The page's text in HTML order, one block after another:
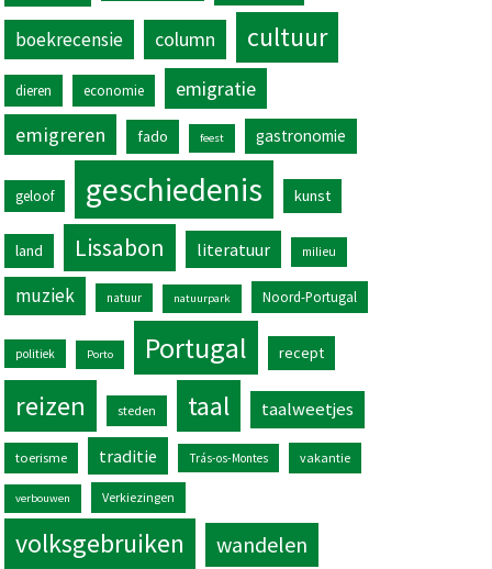
boekrecensie column cultuur
dieren economie
emigratie
emigreren
fado feest gastronomie
geloof geschiedenis kunst
land Lissabon literatuur milieu
muziek natuur natuurpark Noord-Portugal
politiek Porto Portugal recept
reizen steden taal taalweetjes
toerisme traditie Trás-os-Montes vakantie
verbouwen Verkiezingen
volksgebruiken wandelen